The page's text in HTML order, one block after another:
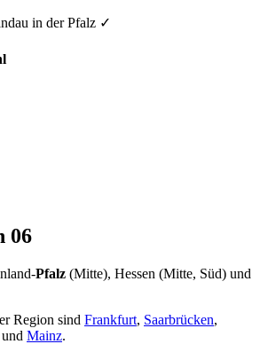
in der Pfalz ✓
06
Pfalz (Mitte), Hessen (Mitte, Süd) und
Region sind Frankfurt, Saarbrücken,
und Mainz.